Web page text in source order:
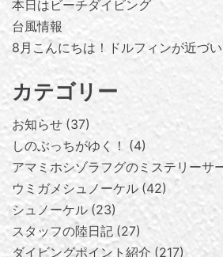
本日はビーチダイビング
台風情報
8月こんにちは！ドルフィンが近づい
カテゴリー
お知らせ 37
しのぶっちがゆく！
4
アマミホシゾラフグのミステリーサ
ウミガメシュノーケル 42
シュノーケル 23
スタッフの陸日記 27
ダイビングポイント紹介 217